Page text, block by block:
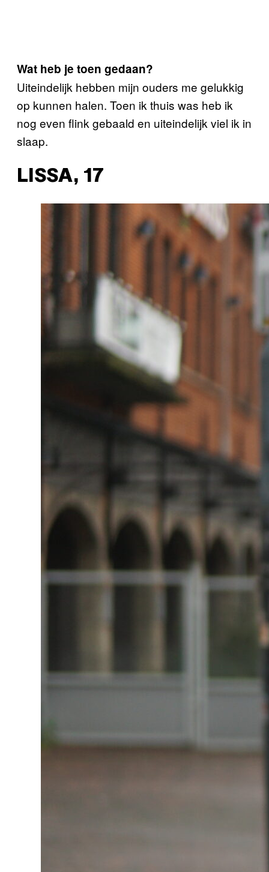
Wat heb je toen gedaan?
Uiteindelijk hebben mijn ouders me gelukkig
op kunnen halen. Toen ik thuis was heb ik
nog even flink gebaald en uiteindelijk viel ik in
slaap.
LISSA, 17